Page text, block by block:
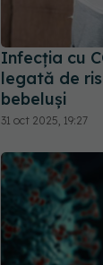
Infecția cu
legată de
bebeluși
31 oct 2025, 19:27